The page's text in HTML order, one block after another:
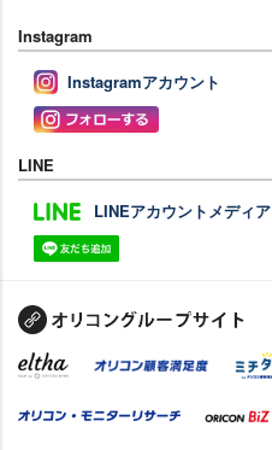
Instagram
Instagramアカウント
LINE
LINEアカウントメディア